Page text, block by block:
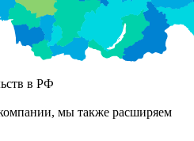
в РФ
мы также расширяем